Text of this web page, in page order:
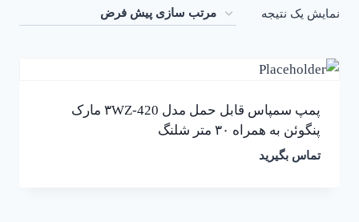
نمایش یک نتیجه
پمپ سمپاس قابل حمل مدل ۳WZ-420 مارک
پنگوئن به همراه ۳۰ متر شلنگ
تماس بگیرید